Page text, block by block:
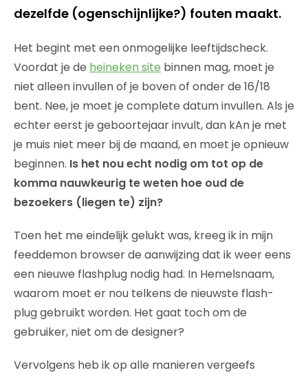
dezelfde (ogenschijnlijke?) fouten maakt.
Het begint met een onmogelijke leeftijdscheck.
Voordat je de heineken site binnen mag, moet je
niet alleen invullen of je boven of onder de 16/18
bent. Nee, je moet je complete datum invullen. Als je
echter eerst je geboortejaar invult, dan kAn je met
je muis niet meer bij de maand, en moet je opnieuw
beginnen. Is het nou echt nodig om tot op de
komma nauwkeurig te weten hoe oud de
bezoekers (liegen te) zijn?
Toen het me eindelijk gelukt was, kreeg ik in mijn
feeddemon browser de aanwijzing dat ik weer eens
een nieuwe flashplug nodig had. In Hemelsnaam,
waarom moet er nou telkens de nieuwste flash-
plug gebruikt worden. Het gaat toch om de
gebruiker, niet om de designer?
Vervolgens heb ik op alle manieren vergeefs